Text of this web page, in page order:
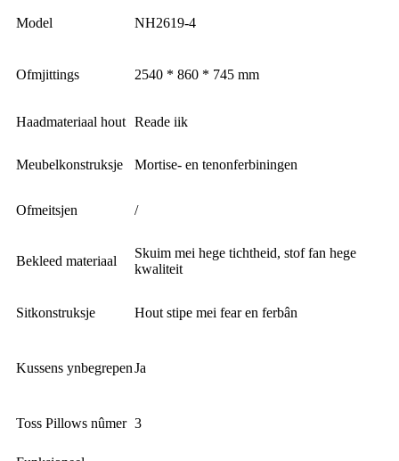
Model NH2619-4
Ofmjittings 2540 * 860 * 745 mm
Haadmateriaal hout Reade iik
Meubelkonstruksje Mortise- en tenonferbiningen
Ofmeitsjen /
Bekleed materiaal
Skuim mei hege tichtheid, stof fan hege
kwaliteit
Sitkonstruksje Hout stipe mei fear en ferbân
Kussens ynbegrepenJa
Toss Pillows nûmer 3